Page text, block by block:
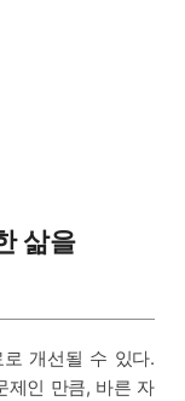
삶을
개선될 수 있다.
제인 만큼, 바른 자